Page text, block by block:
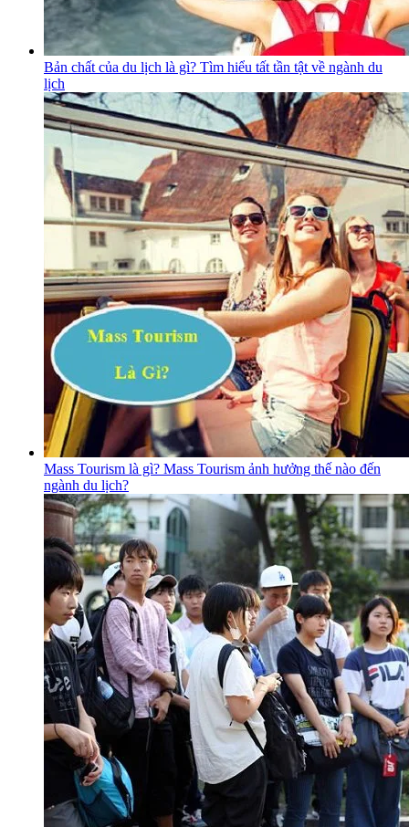
Bản chất của du lịch là gì? Tìm hiểu tất tần tật về ngành du
lịch
Mass Tourism là gì? Mass Tourism ảnh hưởng thế nào đến
ngành du lịch?